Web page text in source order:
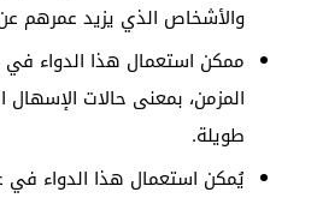
والأشخاص الذي يزيد عمرهم عن 12 عاماً أو
ممكن استعمال هذا الدواء في
المزمن، بمعنى حالات الإسهال
طويلة.
يُمكن استعمال هذا الدواء في